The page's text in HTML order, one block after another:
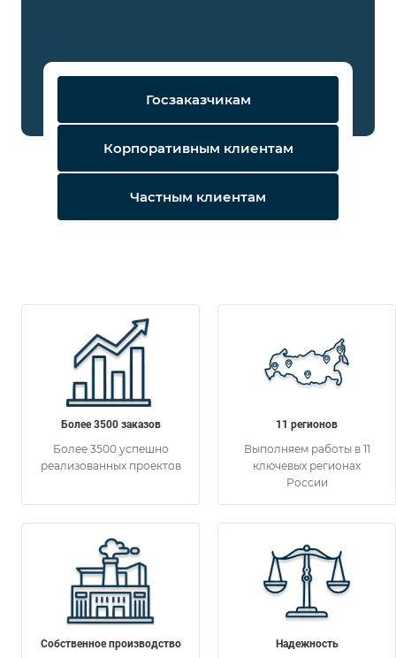
Госзаказчикам
Корпоративным клиентам
Частным клиентам
Более 3500 заказов
Более 3500 успешно
реализованных проектов
11 регионов
Выполняем работы в 11
ключевых регионах
России
Собственное производство Надежность